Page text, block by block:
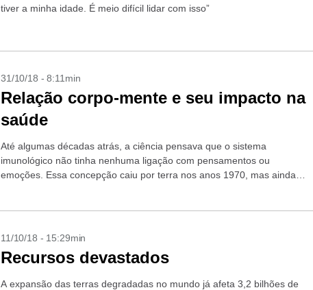
tiver a minha idade. É meio difícil lidar com isso”
31/10/18 - 8:11min
Relação corpo-mente e seu impacto na
saúde
Até algumas décadas atrás, a ciência pensava que o sistema
imunológico não tinha nenhuma ligação com pensamentos ou
emoções. Essa concepção caiu por terra nos anos 1970, mas ainda
11/10/18 - 15:29min
Recursos devastados
A expansão das terras degradadas no mundo já afeta 3,2 bilhões de